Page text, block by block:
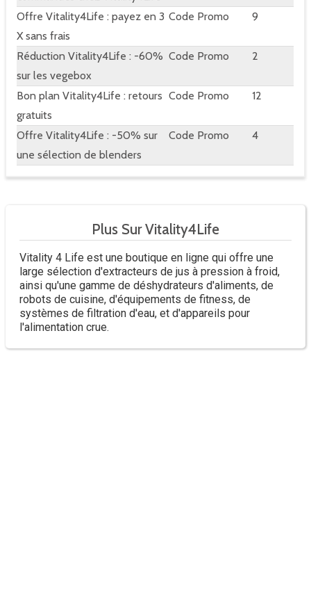
Offre Vitality4Life : payez en 3
X sans frais
Code Promo 9
Réduction Vitality4Life : -60%
sur les vegebox
Code Promo 2
Bon plan Vitality4Life : retours
gratuits
Code Promo 12
Offre Vitality4Life : -50% sur
une sélection de blenders
Code Promo 4
Plus Sur Vitality4Life
Vitality 4 Life est une boutique en ligne qui offre une
large sélection d'extracteurs de jus à pression à froid,
ainsi qu'une gamme de déshydrateurs d'aliments, de
robots de cuisine, d'équipements de fitness, de
systèmes de filtration d'eau, et d'appareils pour
l'alimentation crue.